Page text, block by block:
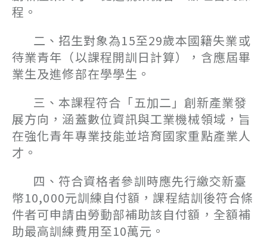
程。
二、招生對象為15至29歲本國籍失業或
待業青年（以課程開訓日計算），含應屆畢
業生及進修部在學學生。
三、本課程符合「五加二」創新產業發
展方向，涵蓋數位資訊與工業機械領域，旨
在強化青年專業技能並培育國家重點產業人
才。
四、符合資格者參訓時應先行繳交新臺
幣10,000元訓練自付額，課程結訓後符合條
件者可申請由勞動部補助該自付額，全額補
助最高訓練費用至10萬元。